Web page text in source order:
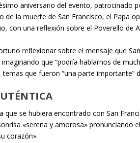
aniversario del evento, patrocinado
de la muerte de San Francisco, el Papa
con una reflexión sobre el Poverello de
reflexionar sobre el mensaje que
que “podría hablarnos de
temas que fueron “una parte importante”
que se hubiera encontrado con San
«serena y amorosa» pronunciando
corazón».